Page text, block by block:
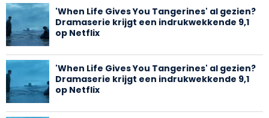
'When Life Gives You Tangerines' al gezien?
Dramaserie krijgt een indrukwekkende 9,1
op Netflix
'When Life Gives You Tangerines' al gezien?
Dramaserie krijgt een indrukwekkende 9,1
op Netflix